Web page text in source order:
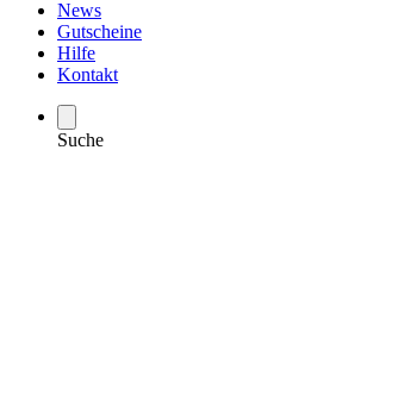
News
Gutscheine
Hilfe
Kontakt
Suche